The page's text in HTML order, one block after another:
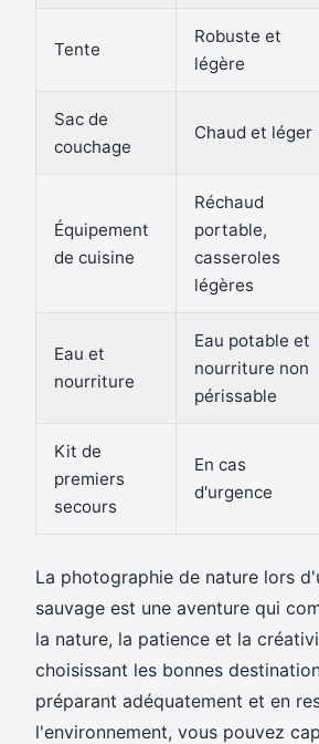
Tente
Robuste et
légère
Sac de
couchage
Chaud et léger
Équipement
de cuisine
Réchaud
portable,
casseroles
légères
Eau et
nourriture
Eau potable et
nourriture non
périssable
Kit de
premiers
secours
En cas
d'urgence
La photographie de nature lors
sauvage est une aventure qui
la nature, la patience et la
choisissant les bonnes
préparant adéquatement et en
l'environnement, vous pouvez